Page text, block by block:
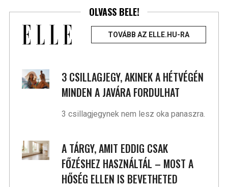
OLVASS BELE!
TOVÁBB AZ ELLE.HU-RA
3 CSILLAGJEGY, AKINEK A HÉTVÉGÉN
MINDEN A JAVÁRA FORDULHAT
3 csillagjegynek nem lesz oka panaszra.
A TÁRGY, AMIT EDDIG CSAK
FŐZÉSHEZ HASZNÁLTÁL – MOST A
HŐSÉG ELLEN IS BEVETHETED